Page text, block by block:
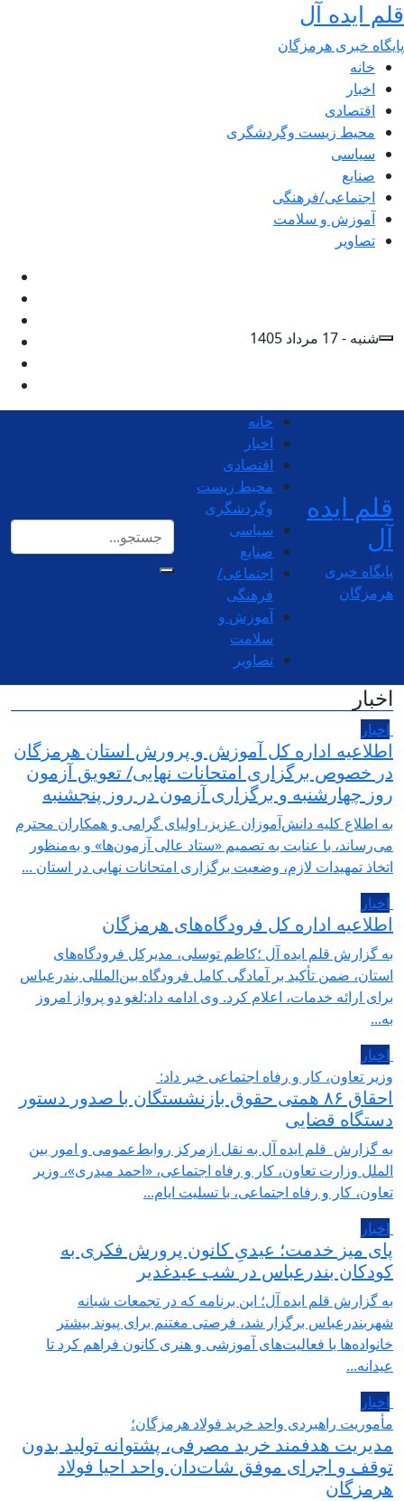
قلم ایده آل
پایگاه خبری هرمزگان
خانه
اخبار
اقتصادی
محیط زیست وگردشگری
سیاسی
صنایع
اجتماعی/فرهنگی
آموزش و سلامت
تصاویر
شنبه - 17 مرداد 1405
قلم ایده
آل
پایگاه خبری
هرمزگان
خانه
اخبار
اقتصادی
محیط زیست
وگردشگری
سیاسی
صنایع
اجتماعی/
فرهنگی
آموزش و
سلامت
تصاویر
اخبار
اخبار
اطلاعیه اداره کل آموزش و پرورش استان هرمزگان
در خصوص برگزاری امتحانات نهایی/ تعویق آزمون
روز چهارشنبه و برگزاری آزمون در روز پنجشنبه
به اطلاع کلیه دانش‌آموزان عزیز، اولیای گرامی و همکاران محترم
می‌رساند، با عنایت به تصمیم «ستاد عالی آزمون‌ها» و به‌منظور
اتخاذ تمهیدات لازم، وضعیت برگزاری امتحانات نهایی در استان ...
اخبار
اطلاعیه اداره کل فرودگاه‌های هرمزگان
به گزارش قلم ایده آل ؛کاظم توسلی، مدیرکل فرودگاه‌های
استان، ضمن تأکید بر آمادگی کامل فرودگاه بین‌المللی بندرعباس
برای ارائه خدمات، اعلام کرد. وی ادامه داد:لغو دو پرواز امروز
به...
اخبار
وزیر تعاون، کار و رفاه اجتماعی خبر داد:
احقاق ۸۶ همتی حقوق بازنشستگان با صدور دستور
دستگاه قضایی
به گزارش قلم ایده آل به نقل ازمرکز روابط‌عمومی و امور بین
الملل وزارت تعاون، کار و رفاه اجتماعی، «احمد میدری»، وزیر
تعاون، کار و رفاه اجتماعی، با تسلیت ایام...
اخبار
پای میز خدمت؛ عیدیِ کانون پرورش فکری به
کودکان بندرعباس در شب عیدغدیر
به گزارش قلم ایده آل؛ این برنامه که در تجمعات شبانه
شهربندرعباس برگزار شد، فرصتی مغتنم برای پیوند بیشتر
خانواده‌ها با فعالیت‌های آموزشی و هنری کانون فراهم کرد تا
عیدانه...
اخبار
مأموریت راهبردی واحد خرید فولاد هرمزگان؛
مدیریت هدفمند خرید مصرفی، پشتوانه تولید بدون
توقف و اجرای موفق شات‌دان واحد احیا فولاد
هرمزگان